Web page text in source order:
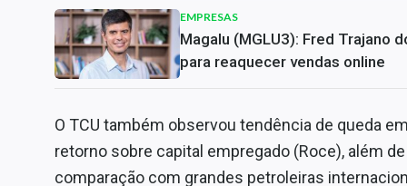
EMPRESAS
Magalu (MGLU3): Fred Trajano
para reaquecer vendas online
O TCU também observou tendência de queda
retorno sobre capital empregado (Roce), além
comparação com grandes petroleiras